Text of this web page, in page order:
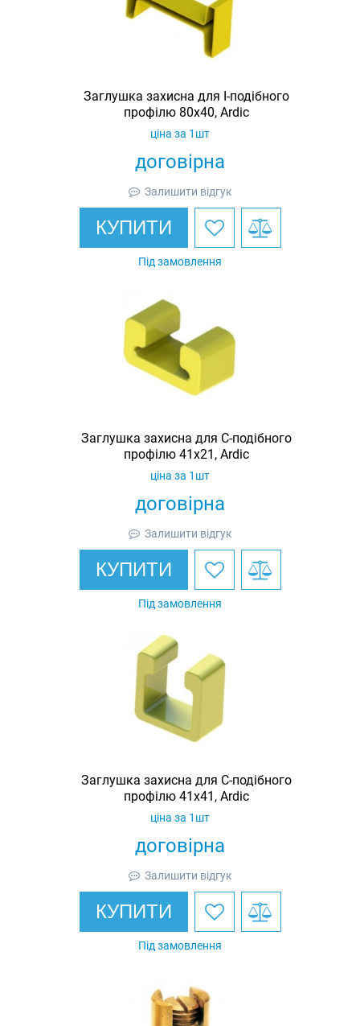
Заглушка захисна для I-подібного
профілю 80х40, Ardic
договірна
ціна за 1шт
Залишити відгук
КУПИТИ
Під замовлення
Заглушка захисна для С-подібного
профілю 41х21, Ardic
договірна
ціна за 1шт
Залишити відгук
КУПИТИ
Під замовлення
Заглушка захисна для С-подібного
профілю 41х41, Ardic
договірна
ціна за 1шт
Залишити відгук
КУПИТИ
Під замовлення